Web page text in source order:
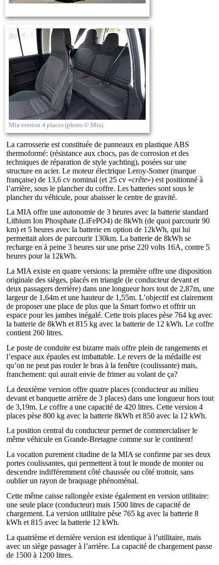
Mia version 4 places (photo © Mia)
La carrosserie est constituée de panneaux en plastique ABS
thermoformé: (résistance aux chocs, pas de corrosion et des
techniques de réparation de style yachting), posées sur une
structure en acier. Le moteur électrique Leroy-Somer (marque
française) de 13,6 cv nominal (et 25 cv «crête») est positionné à
l’arrière, sous le plancher du coffre. Les batteries sont sous le
plancher du véhicule, pour abaisser le centre de gravité.
La MIA offre une autonomie de 3 heures avec la batterie standard
Lithium Ion Phosphate (LiFePO4) de 8kWh (de quoi parcourir 90
km) et 5 heures avec la batterie en option de 12kWh, qui lui
permettait alors de parcourir 130km. La batterie de 8kWh se
recharge en à peine 3 heures sur une prise 220 volts 16A, contre 5
heures pour la 12kWh.
La MIA existe en quatre versions: la première offre une disposition
originale des sièges, placés en triangle (le conducteur devant et
deux passagers derrière) dans une longueur hors tout de 2,87m, une
largeur de 1,64m et une hauteur de 1,55m. L’objectif est clairement
de proposer une place de plus que la Smart fortwo et offrir un
espace pour les jambes inégalé. Cette trois places pèse 764 kg avec
la batterie de 8kWh et 815 kg avec la batterie de 12 kWh. Le coffre
contient 260 litres.
Le poste de conduite est bizarre mais offre plein de rangements et
l’espace aux épaules est imbattable. Le revers de la médaille est
qu’on ne peut pas rouler le bras à la fenêtre (coulissante) mais,
franchement: qui aurait envie de frimer au volant de ça?
La deuxième version offre quatre places (conducteur au milieu
devant et banquette arrière de 3 places) dans une longueur hors tout
de 3,19m. Le coffre a une capacité de 420 litres. Cette version 4
places pèse 800 kg avec la batterie 8kWh et 850 avec la 12 kWh.
La position central du conducteur permet de commercialiser le
même véhicule en Grande-Bretagne comme sur le continent!
La vocation purement citadine de la MIA se confirme par ses deux
portes coulissantes, qui permettent à tout le monde de monter ou
descendre indifféremment côté chaussée ou côté trottoir, sans
oublier un rayon de braquage phénoménal.
Cette même caisse rallongée existe également en version utilitaire:
une seule place (conducteur) mais 1500 litres de capacité de
chargement. La version utilitaire pèse 765 kg avec la batterie 8
kWh et 815 avec la batterie 12 kWh.
La quatrième et dernière version est identique à l’utilitaire, mais
avec un siège passager à l’arrière. La capacité de chargement passe
de 1500 à 1200 litres.